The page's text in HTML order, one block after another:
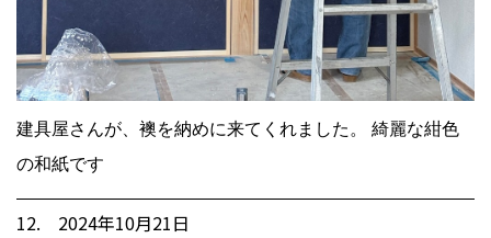
建具屋さんが、襖を納めに来てくれました。 綺麗な紺色
の和紙です
12. 2024年10月21日